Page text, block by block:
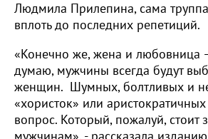
Людмила Прилепина, сама труппа
вплоть до последних репетиций.
«Конечно же, жена и любовница
думаю, мужчины всегда будут
женщин. Шумных, болтливых и
«хористок» или
вопрос. Который, пожалуй, стоит